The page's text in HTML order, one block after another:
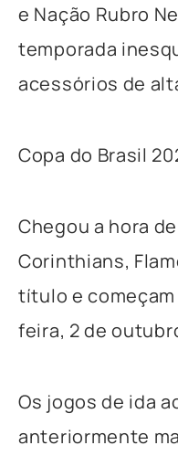
e Nação Rubro
temporada
acessórios de
Copa do Brasil
Chegou a hora
Corinthians,
título e
feira, 2 de
Os jogos de ida
anteriormente